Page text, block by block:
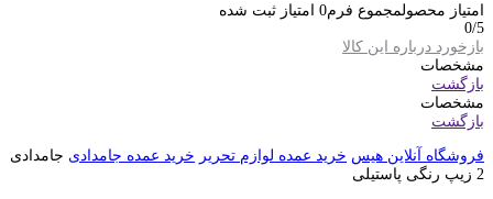
امتیاز محصولمجموع فرم0 امتیاز ثبت شده
0/5
بازخورد درباره این کالا
مشخصات
بازگشت
مشخصات
بازگشت
فروشگاه آنلاین هیس خرید عمده لوازم تحریر خرید عمده جامدادی جامدادی
2 زیپ رنگی پاستیلی